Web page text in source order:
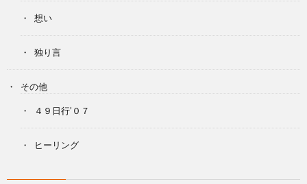
想い
独り言
その他
４９日行’０７
ヒーリング